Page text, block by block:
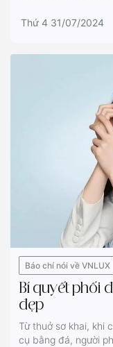
Thứ 4 31/07/2024
Báo chí nói về VNLUX
Bí quyết phối
đẹp
Từ thuở sơ khai, khi
cụ bằng đá, người